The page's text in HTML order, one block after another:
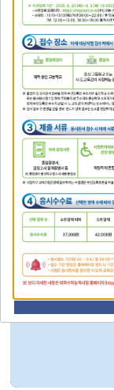
행사안내
행
사
일
정
-
일,
월,
화,
수,
목,
금,
토
S M
2
3
9
16
17
23
24
30
31